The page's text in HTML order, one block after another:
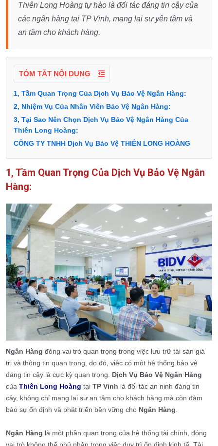
Thiên Long Hoàng tự hào là đối tác đáng tin cậy của
các ngân hàng tại TP Vinh, mang lại sự yên tâm và
an tâm cho khách hàng.
TÓM TẮT NỘI DUNG
1, Tầm Quan Trọng Của Dịch Vụ Bảo Vệ Ngân Hàng:
2, Nhiệm Vụ Của Nhân Viên Bảo Vệ Ngân Hàng:
3, Tại Sao Nên Chọn Dịch Vụ Bảo Vệ Ngân Hàng Của
Thiên Long Hoàng:
CÔNG TY TNHH Dịch Vụ Bảo Vệ THIÊN LONG HOÀNG
1, Tầm Quan Trọng Của Dịch Vụ Bảo Vệ Ngân
Hàng:
Ngân Hàng đóng vai trò quan trọng trong việc lưu trữ tài sản giá
trị và thông tin quan trọng, do đó, việc có một hệ thống bảo vệ
đáng tin cậy là cực kỳ quan trọng. Dịch Vụ Bảo Vệ Ngân Hàng
của Thiên Long Hoàng tại TP Vinh là đối tác an ninh đáng tin
cậy, không chỉ mang lại sự an tâm cho khách hàng mà còn đảm
bảo sự ổn định và phát triển bền vững cho Ngân Hàng.
Ngân Hàng là một phần quan trọng của hệ thống tài chính, đóng